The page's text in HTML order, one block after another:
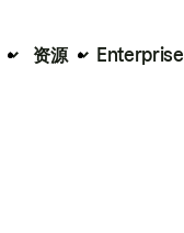
资源 Enterprise